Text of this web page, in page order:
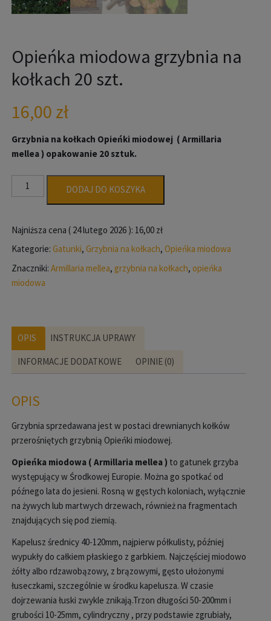
Opieńka miodowa grzybnia na
kołkach 20 szt.
16,00 zł
Grzybnia na kołkach Opieńki miodowej ( Armillaria
mellea ) opakowanie 20 sztuk.
ilość
Opieńka
grzybnia
kołkach
20
szt.
DODAJ DO KOSZYKA
Najniższa cena (24 lutego 2026): 16,00 zł
Kategorie: Gatunki, Grzybnia na kołkach, Opieńka miodowa
Znaczniki: Armillaria mellea, grzybnia na kołkach, opieńka
miodowa
OPIS INSTRUKCJA UPRAWY
INFORMACJE DODATKOWE OPINIE (0)
OPIS
Grzybnia sprzedawana jest w postaci drewnianych kołków
przerośniętych grzybnią Opieńki miodowej.
Opieńka miodowa ( Armillaria mellea )to gatunek grzyba
występujący w Środkowej Europie. Można go spotkać od
późnego lata do jesieni. Rosną w gęstych koloniach, wyłącznie
na żywych lub martwych drzewach, również na fragmentach
znajdujących się pod ziemią.
Kapelusz średnicy 40-120mm, najpierw półkulisty, później
wypukły do całkiem płaskiego z garbkiem. Najczęściej miodowo
żółty albo rdzawobązowy, z brązowymi, gęsto ułożonymi
łuseczkami, szczególnie w środku kapelusza. W czasie
dojrzewania łuski zwykle znikają.Trzon długości 50-200mm i
grubości 10-25mm, cylindryczny , przy podstawie zgrubiały,